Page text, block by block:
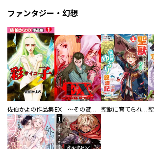
ファンタジー・幻想
佐伯かよの作品集 EX ～その賞金稼ぎは、世界の出口を探す～【単行本版】 聖獣に育てられた少年の異世界ゆるり放浪記～神様からもらったチート魔法で、仲間たちとスローライフを満喫中～